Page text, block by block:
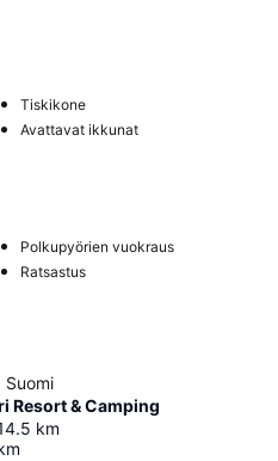
Tiskikone
Avattavat ikkunat
Polkupyörien vuokraus
Ratsastus
Suomi
Resort & Camping
km